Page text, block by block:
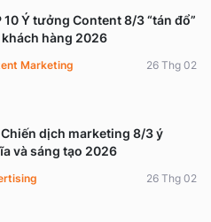
10 Ý tưởng Content 8/3 “tán đổ”
hàng 2026
Marketing 26 Thg 02
Chiến dịch marketing 8/3 ý
và sáng tạo 2026
26 Thg 02